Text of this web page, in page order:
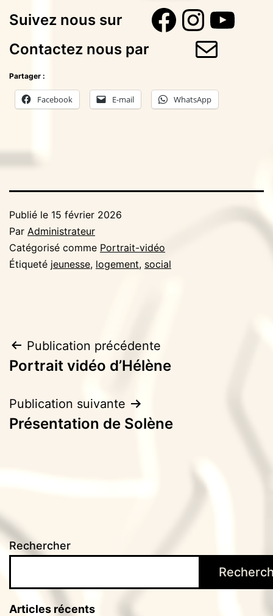
Suivez nous sur
Contactez nous par E-mail
Partager :
Facebook E-mail WhatsApp
Publié le 15 février 2026
Par Administrateur
Catégorisé comme Portrait-vidéo
Étiqueté jeunesse, logement, social
Navigation
de
l’article
Publication précédente
Portrait vidéo d’Hélène
Publication suivante
Présentation de Solène
Rechercher
Articles récents